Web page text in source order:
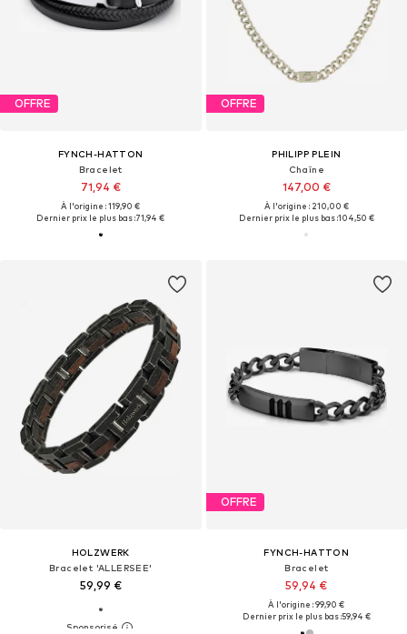
OFFRE
FYNCH-HATTON
Bracelet
71,94 €
À l'origine : 119,90 €
Dernier prix le plus bas :71,94 €
OFFRE
PHILIPP PLEIN
Chaîne
147,00 €
À l'origine : 210,00 €
Dernier prix le plus bas :104,50 €
HOLZWERK
Bracelet 'ALLERSEE'
59,99 €
OFFRE
FYNCH-HATTON
Bracelet
59,94 €
À l'origine : 99,90 €
Dernier prix le plus bas :59,94 €